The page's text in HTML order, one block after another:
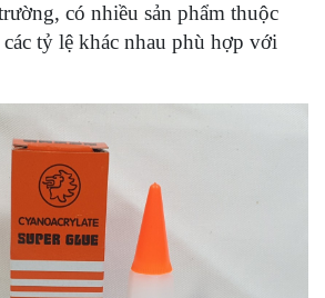
có nhiều sản phẩm thuộc
tỷ lệ khác nhau phù hợp với